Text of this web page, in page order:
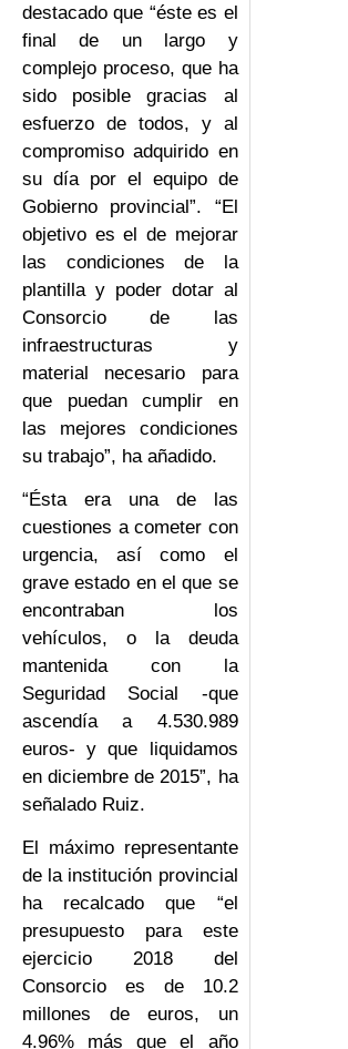
destacado que “éste es el
final de un largo y
complejo proceso, que ha
sido posible gracias al
esfuerzo de todos, y al
compromiso adquirido en
su día por el equipo de
Gobierno provincial”. “El
objetivo es el de mejorar
las condiciones de la
plantilla y poder dotar al
Consorcio de las
infraestructuras y
material necesario para
que puedan cumplir en
las mejores condiciones
su trabajo”, ha añadido.
“Ésta era una de las
cuestiones a cometer con
urgencia, así como el
grave estado en el que se
encontraban los
vehículos, o la deuda
mantenida con la
Seguridad Social -que
ascendía a 4.530.989
euros- y que liquidamos
en diciembre de 2015”, ha
señalado Ruiz.
El máximo representante
de la institución provincial
ha recalcado que “el
presupuesto para este
ejercicio 2018 del
Consorcio es de 10.2
millones de euros, un
4.96% más que el año